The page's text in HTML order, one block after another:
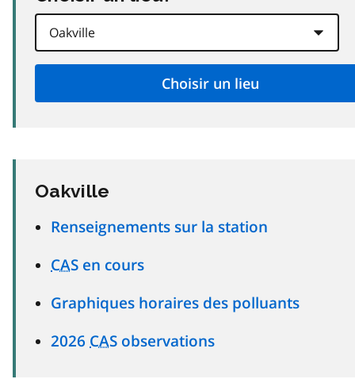
Oakville
Renseignements sur la station
CAS en cours
Graphiques horaires des polluants
2026 CAS observations